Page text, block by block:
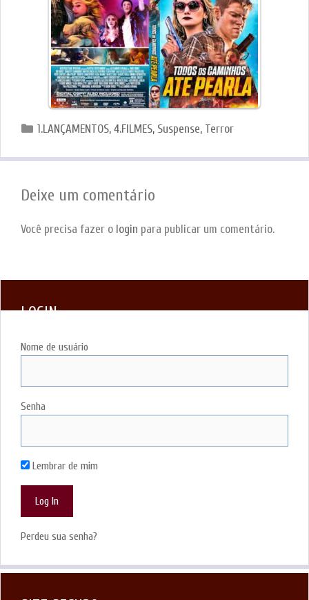
Categorias
1.LANÇAMENTOS,4.FILMES, Suspense, Terror
Deixe um comentário
Você precisa fazer o login para publicar um comentário.
LOGIN
Nome de usuário
Senha
Lembrar de mim
Perdeu sua senha?